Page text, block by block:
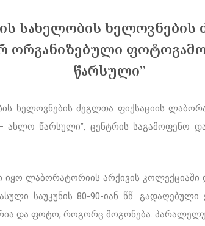
სახელობის ხელოვნების
ორგანიზებული
წარსული”
ხელოვნების ძეგლთა ფიქსაციის
წარსული”, ცენტრის საგამოფენო
იყო ლაბორატორიის არქივის
საუკუნის 80-90-იან წწ.
და ფოტო, როგორც მოგონება.